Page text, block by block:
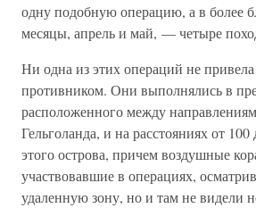
одну подобную операцию, а в более
месяцы, апрель и май, — четыре
Ни одна из этих операций не
противником. Они выполнялись в
расположенного между
Гельголанда, и на расстояниях от
этого острова, причем воздушные
участвовавшие в операциях,
удаленную зону, но и там не видели